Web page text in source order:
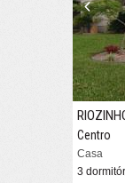
Centro
Casa
3